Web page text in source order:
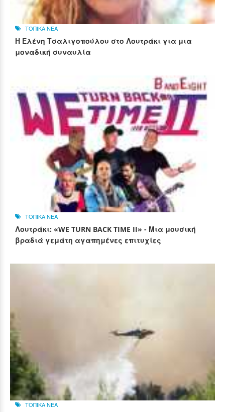
ΤΟΠΙΚΑ ΝΕΑ
Η Ελένη Τσαλιγοπούλου στο Λουτράκι για μια
μοναδική συναυλία
ΤΟΠΙΚΑ ΝΕΑ
Λουτράκι: «WE TURN BACK TIME II» - Μια μουσική
βραδιά γεμάτη αγαπημένες επιτυχίες
ΤΟΠΙΚΑ ΝΕΑ